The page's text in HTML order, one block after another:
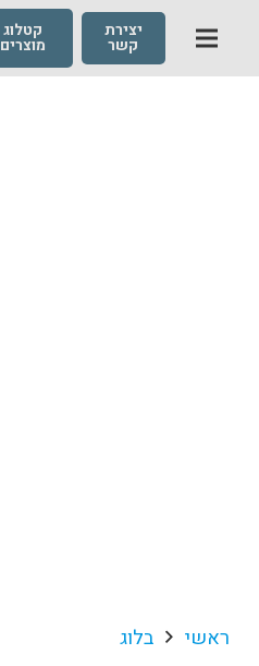
יצירת
קשר
קטלוג
מוצרים
ראשי בלוג